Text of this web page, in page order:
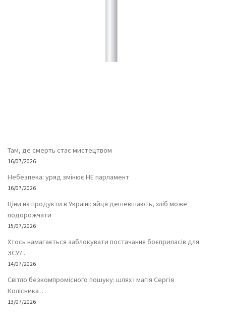
Там, де смерть стає мистецтвом
16/07/2026
Небезпека: уряд змінює НЕ парламент
16/07/2026
Ціни на продукти в Україні: яйця дешевшають, хліб може
подорожчати
15/07/2026
Хтось намагається заблокувати постачання боєприпасів для
ЗСУ?..
14/07/2026
Світло безкомпромісного пошуку: шлях і магія Сергія
Колісника…
13/07/2026